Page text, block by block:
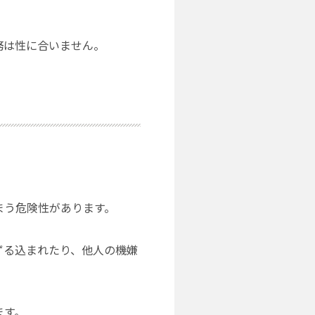
性に合いません。
危険性があります。
込まれたり、他人の機嫌